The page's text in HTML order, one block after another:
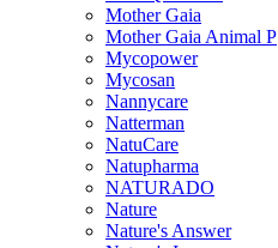
Mother Gaia
Mother Gaia Animal P
Mycopower
Mycosan
Nannycare
Natterman
NatuCare
Natupharma
NATURADO
Nature
Nature's Answer